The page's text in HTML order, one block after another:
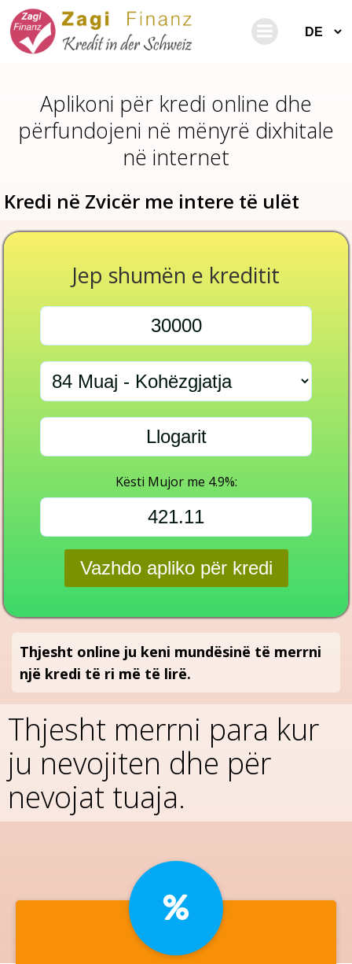
to
content
Aplikoni për kredi online dhe
përfundojeni në mënyrë dixhitale
në internet
Kredi në Zvicër me intere të ulët
Jep shumën e kreditit
Kësti Mujor me 4.9%:
Thjesht online ju keni mundësinë të merrni
një kredi të ri më të lirë.
Thjesht merrni para kur
ju nevojiten dhe për
nevojat tuaja.